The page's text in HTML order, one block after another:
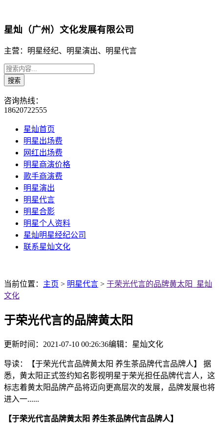
星灿（广州）文化发展有限公司
主营：明星经纪、明星演出、明星代言
咨询热线：
18620722555
星灿首页
明星出场费
网红出场费
明星商演价格
歌手商演费
明星演出
明星代言
明星合影
明星个人资料
星灿明星经纪公司
联系星灿文化
当前位置： 主页 > 明星代言 > 于荣光代言的品牌黄太阳_星灿
文化
于荣光代言的品牌黄太阳
更新时间：2021-07-10 00:26:36编辑：星灿文化
导读：【于荣光代言品牌黄太阳 养生茶品牌代言品牌人】 据
悉，黄太阳正式签约知名影视明星于荣光担任品牌代言人，这
标志着黄太阳品牌产品将迈向更高层次的发展，品牌发展也将
进入一......
【于荣光代言品牌黄太阳 养生茶品牌代言品牌人】